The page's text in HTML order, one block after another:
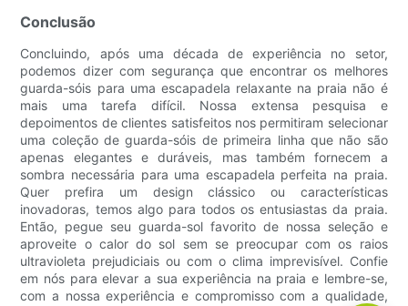
Conclusão
Concluindo, após uma década de experiência no setor,
podemos dizer com segurança que encontrar os melhores
guarda-sóis para uma escapadela relaxante na praia não é
mais uma tarefa difícil. Nossa extensa pesquisa e
depoimentos de clientes satisfeitos nos permitiram selecionar
uma coleção de guarda-sóis de primeira linha que não são
apenas elegantes e duráveis, mas também fornecem a
sombra necessária para uma escapadela perfeita na praia.
Quer prefira um design clássico ou características
inovadoras, temos algo para todos os entusiastas da praia.
Então, pegue seu guarda-sol favorito de nossa seleção e
aproveite o calor do sol sem se preocupar com os raios
ultravioleta prejudiciais ou com o clima imprevisível. Confie
em nós para elevar a sua experiência na praia e lembre-se,
com a nossa experiência e compromisso com a qualidade,